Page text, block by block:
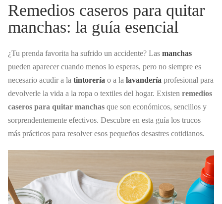
Remedios caseros para quitar
manchas: la guía esencial
¿Tu prenda favorita ha sufrido un accidente? Las manchas
pueden aparecer cuando menos lo esperas, pero no siempre es
necesario acudir a la tintorería o a la lavandería profesional para
devolverle la vida a la ropa o textiles del hogar. Existen remedios
caseros para quitar manchas que son económicos, sencillos y
sorprendentemente efectivos. Descubre en esta guía los trucos
más prácticos para resolver esos pequeños desastres cotidianos.